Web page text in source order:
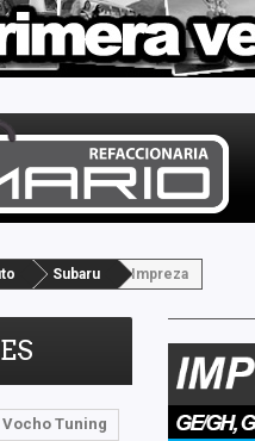
Subaru Impreza
Vocho Tuning